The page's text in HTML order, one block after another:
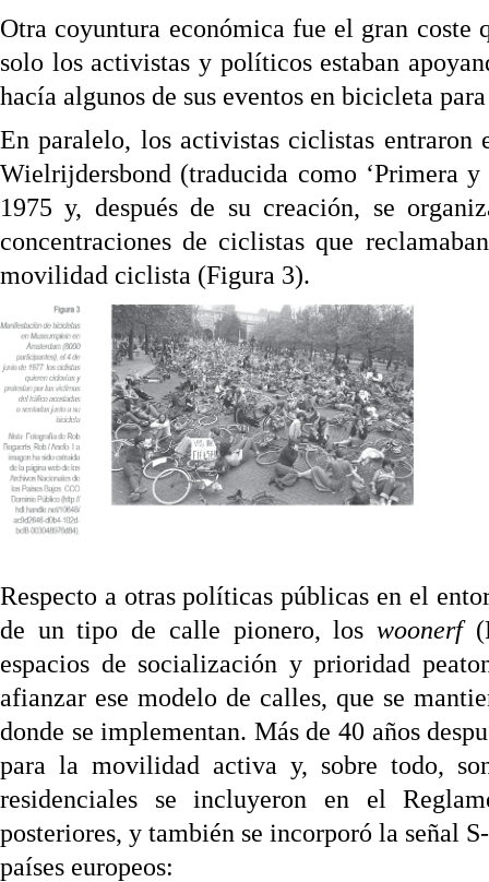
Otra coyuntura económica fue el gran coste
solo los activistas y políticos estaban
hacía algunos de sus eventos en bicicleta
En paralelo, los activistas ciclistas entraron
Wielrijdersbond (traducida como ‘Primera
1975 y, después de su creación, se
concentraciones de ciclistas que
movilidad ciclista (Figura 3).
Respecto a otras políticas públicas en el
de un tipo de calle pionero, loswoonerf
espacios de socialización y prioridad
afianzar ese modelo de calles, que se
donde se implementan. Más de 40 años
para la movilidad activa y, sobre todo,
residenciales se incluyeron en el
posteriores, y también se incorporó la señal
países europeos: